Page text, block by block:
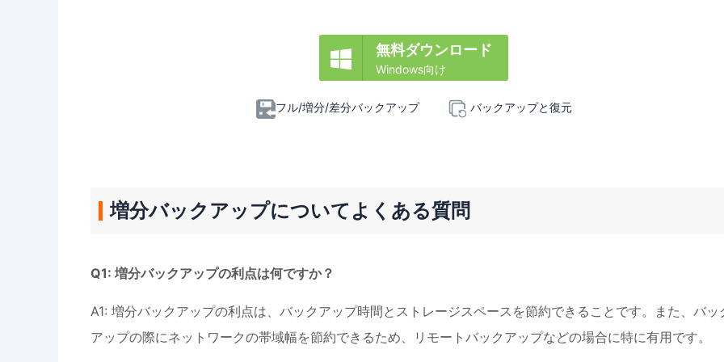
 無料ダウンロード
Windows向け
フル/増分/差分バックアップ バックアップと復元
増分バックアップについてよくある質問
Q1: 増分バックアップの利点は何ですか？
A1: 増分バックアップの利点は、バックアップ時間とストレージスペースを節約できることです。また、バッ
アップの際にネットワークの帯域幅を節約できるため、リモートバックアップなどの場合に特に有用です。